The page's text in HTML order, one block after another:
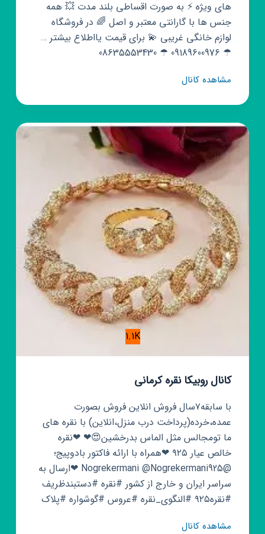
های ویژه ⚡️ به صورت اقساطی بلند مدت 💥 همه
جنس ها با گارانتی معتبر و اصل 🌈 در فروشگاه
لوازم خانگی غریبی 💫 برای قیمت یااطلاع بیشتر …
☂ 09189600976 ☂ 08635553430
مشاهده کانالکانال
فروشگاه
لوازم
خانگی
(غریبی)
1.1K
کانال روبیکا نقره کرمانی
با سابقه۷سال فروش انلاین فروش بصورت
عمده،خرده(پرداخت درب منزل،انلاین) با نقره های
ما تومجالس مثل الماس بدرخشین😍❤ ❤نقره
خالص عیار ۹۲۵ ❤همراه با ارائه فاکتور بادوپیج؛
@Nogrekermani @Nogrekermani925 ❤ارسال به
سراسر ایران و خارج از کشور #نقره #دستبندظریف
#نقره۹۲۵ #النگوی_نقره #عروس #گوشواره #پلاک
مشاهده کانالکانال